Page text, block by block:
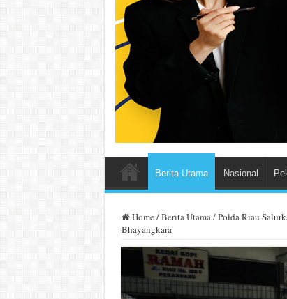
Berita Utama Nasional
Home /Berita Utama/Polda Riau
Bhayangkara